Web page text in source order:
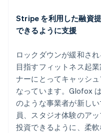
Stripe を利用した融資
できるように支援
ロックダウンが緩和さ
目指すフィットネス起
ナーにとってキャッシ
なっています。Glofox
のような事業者が新し
員、スタジオ体験のア
投資できるように、柔軟
カナダ
EnglishFrançais
キプロス
ギリシア
English
クロアチア
EnglishItaliano
ジブラルタル
English
シンガポール
English简体中文